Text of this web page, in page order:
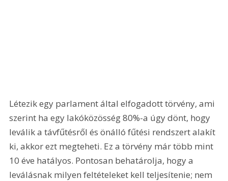
Létezik egy parlament által elfogadott törvény, ami
szerint ha egy lakóközösség 80%-a úgy dönt, hogy
leválik a távfűtésről és önálló fűtési rendszert alakít
ki, akkor ezt megteheti. Ez a törvény már több mint
10 éve hatályos. Pontosan behatárolja, hogy a
leválásnak milyen feltételeket kell teljesítenie; nem